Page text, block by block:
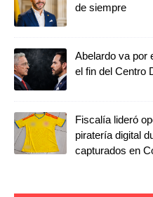
de siempre
Abelardo va por
el fin del Centro
Fiscalía lideró
piratería digital
capturados en